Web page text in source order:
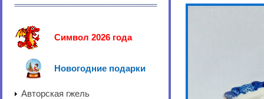
Символ 2026 года
Новогодние подарки
Авторская гжель